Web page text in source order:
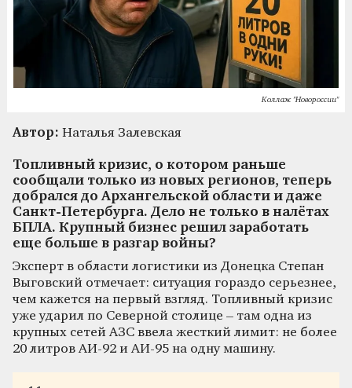
Коллаж "Новороссии"
Автор: Наталья Залевская
Топливный кризис, о котором раньше
сообщали только из новых регионов, теперь
добрался до Архангельской области и даже
Санкт-Петербурга. Дело не только в налётах
БПЛА. Крупный бизнес решил заработать
еще больше в разгар войны?
Эксперт в области логистики из Донецка Степан
Выговский отмечает: ситуация гораздо серьезнее,
чем кажется на первый взгляд. Топливный кризис
уже ударил по Северной столице – там одна из
крупных сетей АЗС ввела жесткий лимит: не более
20 литров АИ-92 и АИ-95 на одну машину.